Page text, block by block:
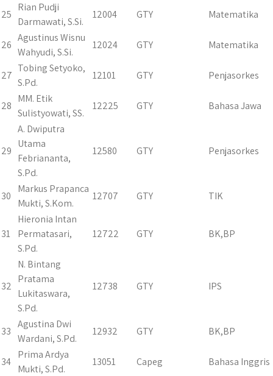
25
Rian Pudji
Darmawati, S.Si.
12004 GTY Matematika
26
Agustinus Wisnu
Wahyudi, S.Si.
12024 GTY Matematika
27
Tobing Setyoko,
S.Pd.
12101 GTY Penjasorkes
28
MM. Etik
Sulistyowati, SS.
12225 GTY Bahasa Jawa
29
A. Dwiputra
Utama
Febriananta,
S.Pd.
12580 GTY Penjasorkes
30
Markus Prapanca
Mukti, S.Kom.
12707 GTY TIK
31
Hieronia Intan
Permatasari,
S.Pd.
12722 GTY BK,BP
32
N. Bintang
Pratama
Lukitaswara,
S.Pd.
12738 GTY IPS
33
Agustina Dwi
Wardani, S.Pd.
12932 GTY BK,BP
34
Prima Ardya
Mukti, S.Pd.
13051 Capeg Bahasa Inggris